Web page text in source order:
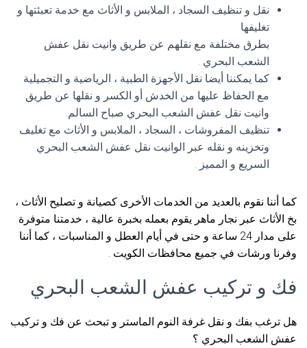
نقل و تنظيف السجاد ، الملابس و الأثاث مع خدمة تعبئتها و
تغليفها
بطرق مختلفة مع نقلهم عن طريق وانيت نقل عفش
الشعب البحري .
كما يمكننا أيضا نقل الأجهزة الطبية ، الرياضية و التجميلية
مع الحفاظ عليها من الخدش أو الكسر و نقلها عن طريق
وانيت نقل عفش الشعب البحري صباح السالم.
تنظيف المفروشات ، السجاد ، الملابس و الأثاث مع تغليف
وتخزينه و نقله عبر الوانيت نقل عفش الشعب البحري
السريع و المميز .
كما أننا نقوم بالعديد من الخدمات الأخرى كصيانة و تصليح الأثاث ،
بخ الأثاث عبر نجار ماهر يقوم بعمله بخبرة عالية ، خدمتنا متوفرة
على مدار 24 ساعة و حتى في أيام العطل و المناسبات ، كما أننا
وفرنا ورشات في جميع محافظات الكويت .
فك و تركيب عفش الشعب البحري
هل ترغب بفك و نقل غرفة النوم الماستر و تبحث عن فك و تركيب
عفش الشعب البحري ؟